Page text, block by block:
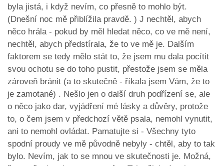
byla jistá, i když nevím, co přesně to mohlo být.
(Dnešní noc mě přiblížila pravdě. ) J nechtěl, abych
něco hrála - pokud by měl hledat něco, co ve mě není,
nechtěl, abych předstírala, že to ve mě je. Dalším
faktorem se tedy mělo stát to, že jsem mu dala pocítit
svou ochotu se do toho pustit, přestože jsem se měla
zároveň bránit (a to skutečně - říkala jsem Vám, že to
je zamotané) . Nešlo jen o další druh podřízení se, ale
o něco jako dar, vyjádření mé lásky a důvěry, protože
to, o čem jsem v předchozí větě psala, nemohl vynutit,
ani to nemohl ovládat. Pamatujte si - Všechny tyto
spodní proudy ve mě původně nebyly - chtěl, aby to tak
bylo. Nevím, jak to se mnou ve skutečnosti je. Možná,